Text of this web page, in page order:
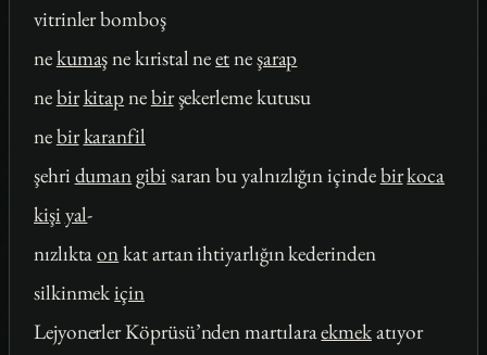
vitrinler bomboş
nekumaşne kıristal neetneşarap
nebirkitapnebirşekerleme kutusu
nebirkaranfil
şehri dumangibi saran bu yalnızlığın içindebirkoca
kişi yal-
nızlıktaonkat artan ihtiyarlığın kederinden
silkinmekiçin
Lejyonerler Köprüsü’nden martılaraekmekatıyor